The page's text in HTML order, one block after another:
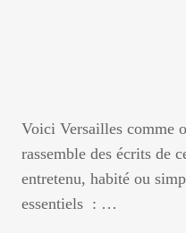
Voici Versailles comme
rassemble des écrits de
entretenu, habité ou
essentiels : …